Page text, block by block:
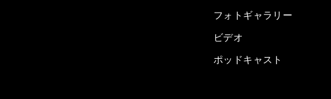
フォトギャラリー
ビデオ
ポッドキャスト